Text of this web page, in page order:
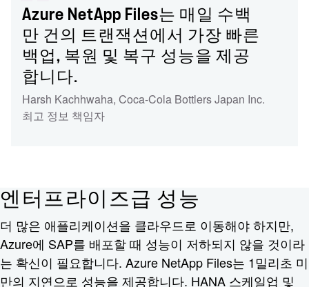
Azure NetApp Files는 매일 수백
만 건의 트랜잭션에서 가장 빠른
백업, 복원 및 복구 성능을 제공
합니다.
Harsh Kachhwaha, Coca-Cola Bottlers Japan Inc.
최고 정보 책임자
엔터프라이즈급 성능
더 많은 애플리케이션을 클라우드로 이동해야 하지만,
Azure에 SAP를 배포할 때 성능이 저하되지 않을 것이라
는 확신이 필요합니다. Azure NetApp Files는 1밀리초 미
만의 지연으로 성능을 제공합니다. HANA 스케일업 및